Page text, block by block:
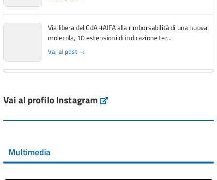
Via libera del CdA #AIFA alla rimborsabilità di una nuova
molecola, 10 estensioni di indicazione ter...
Vai al post →
Vai al post →
Vai al post →
Vai al profilo Instagram Instagram
Multimedia